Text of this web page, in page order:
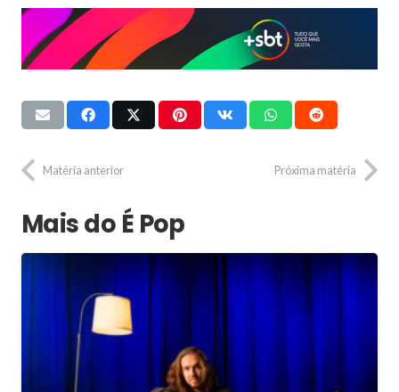
Matéria anterior Próxima matéria
Mais do É Pop